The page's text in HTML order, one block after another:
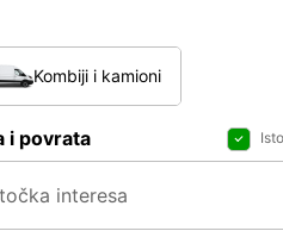
Kombiji i kamioni
i povrata